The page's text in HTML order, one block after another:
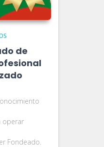
de
operar
Fondeado.